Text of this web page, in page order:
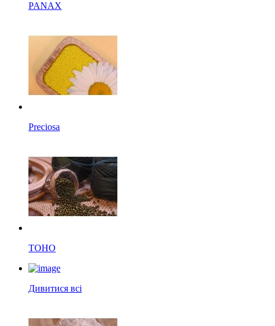
PANAX
Preciosa
TOHO
Дивитися всі